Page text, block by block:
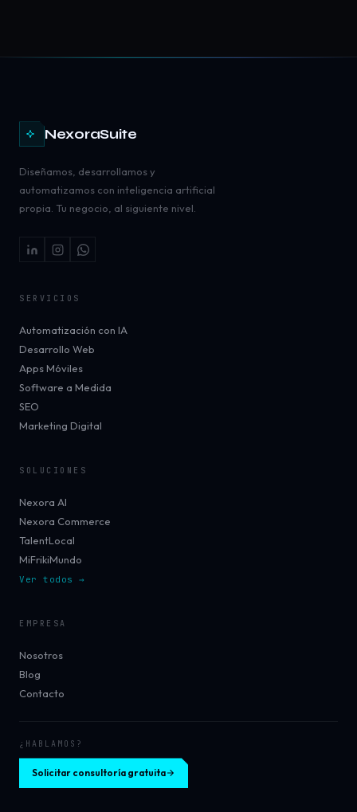
NexoraSuite
Diseñamos, desarrollamos y
automatizamos con inteligencia artificial
propia. Tu negocio, al siguiente nivel.
SERVICIOS
Automatización con IA
Desarrollo Web
Apps Móviles
Software a Medida
SEO
Marketing Digital
SOLUCIONES
Nexora AI
Nexora Commerce
TalentLocal
MiFrikiMundo
Ver todos →
EMPRESA
Nosotros
Blog
Contacto
¿HABLAMOS?
Solicitar consultoría gratuita